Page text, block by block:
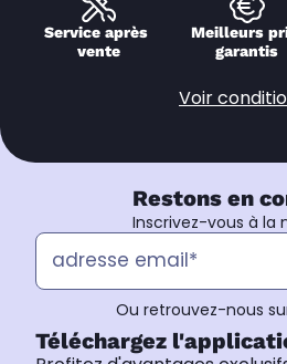
Service après
vente
Meilleurs
garantis
Voir
Restons en
Inscrivez-vous à la
Ou retrouvez-nous
Téléchargez